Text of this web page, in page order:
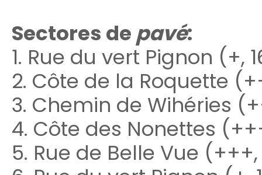
Sectores depavé:
1. Rue du vert Pignon (+,
2. Côte de la Roquette
3. Chemin de Wihéries
4. Côte des Nonettes
5. Rue de Belle Vue (+++,